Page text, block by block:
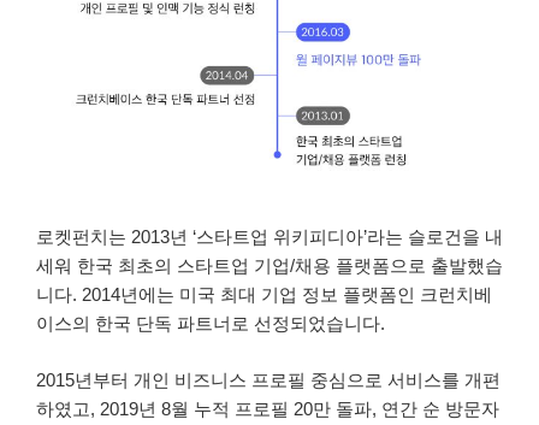
로켓펀치는 2013년 ‘스타트업 위키피디아’라는 슬로건을 내
세워 한국 최초의 스타트업 기업/채용 플랫폼으로 출발했습
니다. 2014년에는 미국 최대 기업 정보 플랫폼인 크런치베
이스의 한국 단독 파트너로 선정되었습니다.
2015년부터 개인 비즈니스 프로필 중심으로 서비스를 개편
하였고, 2019년 8월 누적 프로필 20만 돌파, 연간 순 방문자